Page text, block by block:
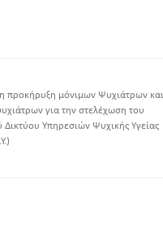
προκήρυξη μόνιμων Ψυχιάτρων και
για την στελέχωση του
Δικτύου Υπηρεσιών Ψυχικής Υγείας